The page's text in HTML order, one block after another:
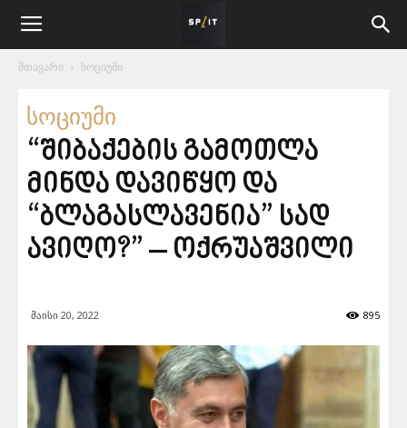
მთავარი სოციუმი
სოციუმი
“შიბაქების გამოთლა
მინდა დავიწყო და
“ბლაგასლავენია” სად
ავიღო?” – ოქრუაშვილი
მაისი 20, 2022 895